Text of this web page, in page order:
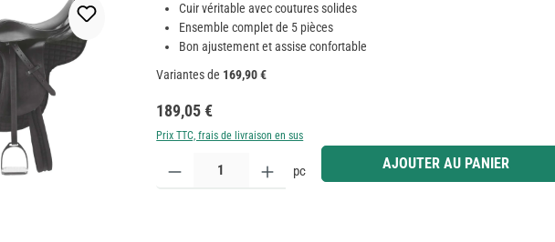
Cuir véritable avec coutures solides
Ensemble complet de 5 pièces
Bon ajustement et assise confortable
Variantes de 169,90 €
Prix régulier :
189,05 €
Prix TTC, frais de livraison en sus
Quantité de produit : Entrez la quantité souhaitée ou utilisez les boutons pour
pc AJOUTER AU PANIER